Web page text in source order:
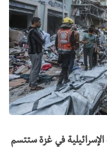
في غزة ستتسم